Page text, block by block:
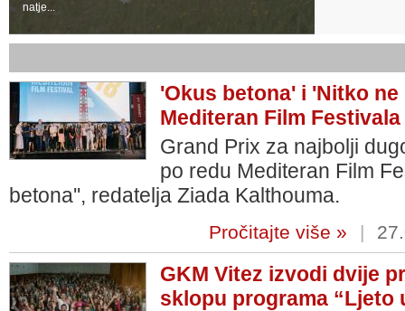
natje...
'Okus betona' i 'Nitko
Mediteran Film Festivala
Grand Prix za najbolji
po redu Mediteran Film
betona'', redatelja Ziada Kalthouma.
Pročitajte više » |
GKM Vitez izvodi dvije
sklopu programa “Ljeto